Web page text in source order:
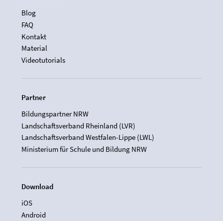
Blog
FAQ
Kontakt
Material
Videotutorials
Partner
Bildungspartner NRW
Landschaftsverband Rheinland (LVR)
Landschaftsverband Westfalen-Lippe (LWL)
Ministerium für Schule und Bildung NRW
Download
iOS
Android